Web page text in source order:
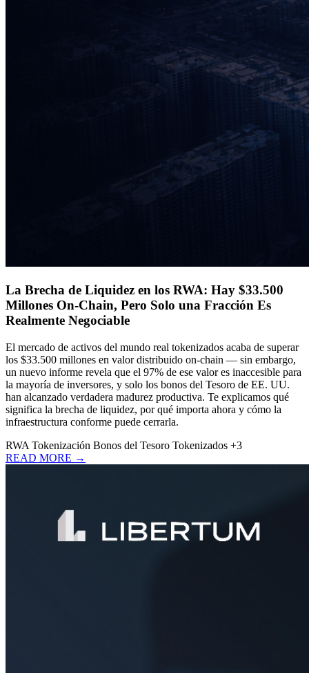
La Brecha de Liquidez en los RWA: Hay $33.500
Millones On-Chain, Pero Solo una Fracción Es
Realmente Negociable
El mercado de activos del mundo real tokenizados acaba de superar
los $33.500 millones en valor distribuido on-chain — sin embargo,
un nuevo informe revela que el 97% de ese valor es inaccesible para
la mayoría de inversores, y solo los bonos del Tesoro de EE. UU.
han alcanzado verdadera madurez productiva. Te explicamos qué
significa la brecha de liquidez, por qué importa ahora y cómo la
infraestructura conforme puede cerrarla.
RWA Tokenización Bonos del Tesoro Tokenizados +3
READ MORE →